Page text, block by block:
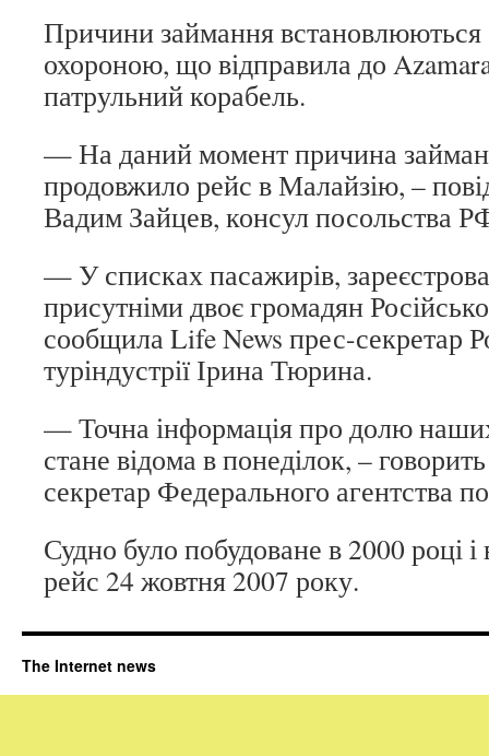
Причини займання встановлюються
охороною, що відправила до
патрульний корабель.
— На даний момент причина
продовжило рейс в Малайзію, –
Вадим Зайцев, консул посольства
— У списках пасажирів,
присутніми двоє громадян
сообщила Life News прес-секретар
туріндустрії Ірина Тюрина.
— Точна інформація про долю наших
стане відома в понеділок, –
секретар Федерального агентства
Судно було побудоване в 2000 році
рейс 24 жовтня 2007 року.
The Internet news